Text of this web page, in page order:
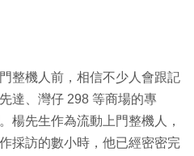
整機人前，相信不少人會跟記
達、灣仔 298 等商場的專
楊先生作為流動上門整機人，
採訪的數小時，他已經密密完